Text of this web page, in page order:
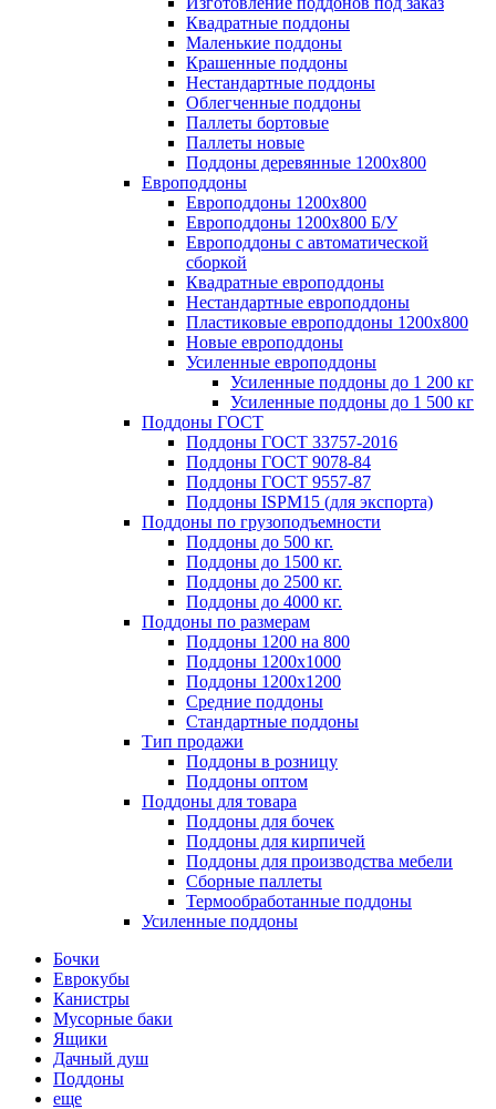
Квадратные поддоны
Маленькие поддоны
Крашенные поддоны
Нестандартные поддоны
Облегченные поддоны
Паллеты бортовые
Паллеты новые
Поддоны деревянные 1200х800
Европоддоны
Европоддоны 1200х800
Европоддоны 1200х800 Б/У
Европоддоны с автоматической
сборкой
Квадратные европоддоны
Нестандартные европоддоны
Пластиковые европоддоны 1200х800
Новые европоддоны
Усиленные европоддоны
Усиленные поддоны до 1 200 кг
Усиленные поддоны до 1 500 кг
Поддоны ГОСТ
Поддоны ГОСТ 33757-2016
Поддоны ГОСТ 9078-84
Поддоны ГОСТ 9557-87
Поддоны ISPM15 (для экспорта)
Поддоны по грузоподъемности
Поддоны до 500 кг.
Поддоны до 1500 кг.
Поддоны до 2500 кг.
Поддоны до 4000 кг.
Поддоны по размерам
Поддоны 1200 на 800
Поддоны 1200х1000
Поддоны 1200х1200
Средние поддоны
Стандартные поддоны
Тип продажи
Поддоны в розницу
Поддоны оптом
Поддоны для товара
Поддоны для бочек
Поддоны для кирпичей
Поддоны для производства мебели
Сборные паллеты
Термообработанные поддоны
Усиленные поддоны
Бочки
Еврокубы
Канистры
Мусорные баки
Ящики
Дачный душ
Поддоны
еще